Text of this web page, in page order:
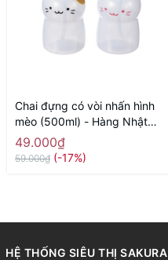
Chai đựng có vòi nhấn hình
mèo (500ml) - Hàng Nhật
nội địa
49.000₫
59.000₫ (-17%)
HỆ THỐNG SIÊU THỊ SAKURA